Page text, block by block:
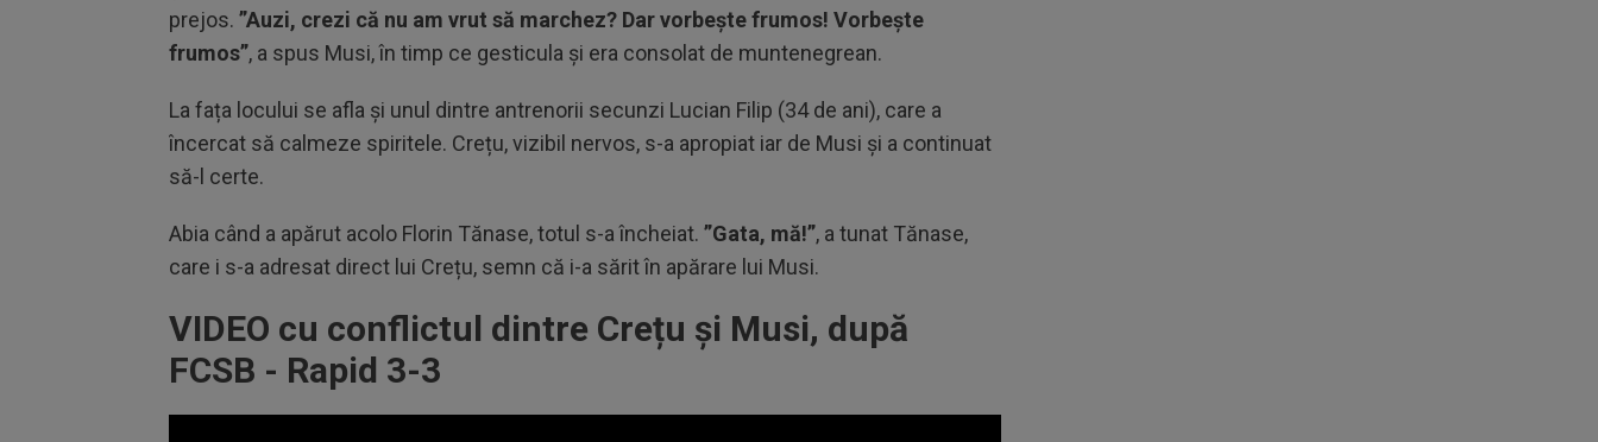
prejos. ”Auzi, crezi că nu am vrut să marchez? Dar vorbește frumos! Vorbește
frumos”, a spus Musi, în timp ce gesticula și era consolat de muntenegrean.
La fața locului se afla și unul dintre antrenorii secunzi Lucian Filip (34 de ani), care a
încercat să calmeze spiritele. Crețu, vizibil nervos, s-a apropiat iar de Musi și a continuat
să-l certe.
Abia când a apărut acolo Florin Tănase, totul s-a încheiat. ”Gata, mă!”, a tunat Tănase,
care i s-a adresat direct lui Crețu, semn că i-a sărit în apărare lui Musi.
VIDEO cu conflictul dintre Crețu și Musi, după
FCSB - Rapid 3-3